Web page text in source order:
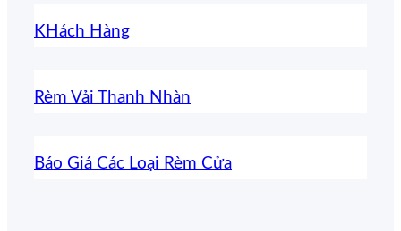
KHách Hàng
Rèm Vải Thanh Nhàn
Báo Giá Các Loại Rèm Cửa